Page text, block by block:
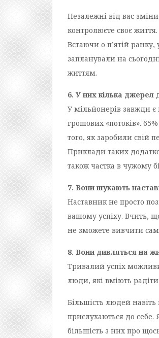
Незалежні від вас
контролюєте своє життя.
Встаючи о п’ятій
запланували на
життям.
6. У них кілька джерел
У мільйонерів завжди є
грошових «потоків».
того, як заробили свій
Приклади таких
також частка в чужому
7. Вони шукають
Наставник не просто
вашому успіху. Вчить,
не зможете вивчити
8. Вони дивляться на
Тривалий успіх
люди, які вміють
Більшість людей
прислухаються до себе.
більшість з них про